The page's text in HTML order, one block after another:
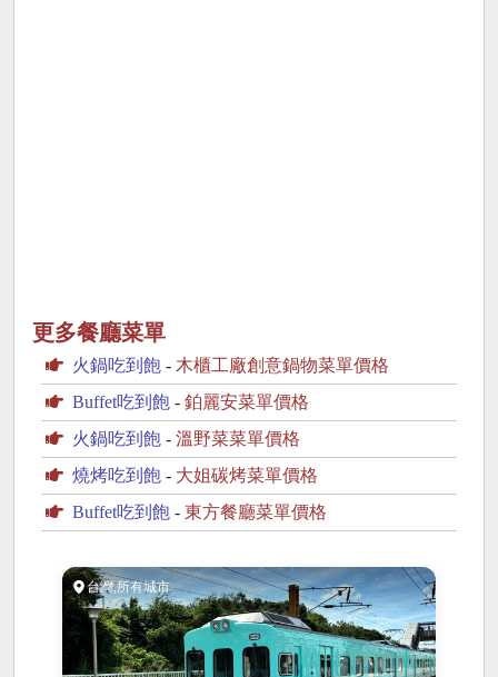
更多餐廳菜單
火鍋吃到飽 - 木櫃工廠創意鍋物菜單價格
Buffet吃到飽 - 鉑麗安菜單價格
火鍋吃到飽 - 溫野菜菜單價格
燒烤吃到飽 - 大姐碳烤菜單價格
Buffet吃到飽 - 東方餐廳菜單價格